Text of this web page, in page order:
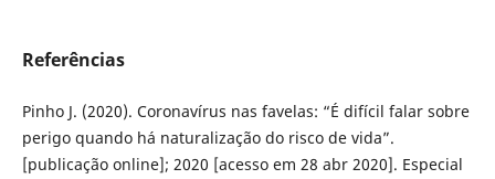
Referências
Pinho J. (2020). Coronavírus nas favelas: “É difícil falar sobre
perigo quando há naturalização do risco de vida”.
[publicação online]; 2020 [acesso em 28 abr 2020]. Especial